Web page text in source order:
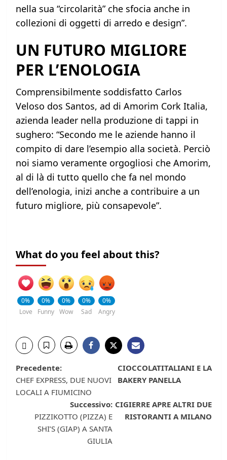
nella sua “circolarità” che sfocia anche in
collezioni di oggetti di arredo e design”.
UN FUTURO MIGLIORE
PER L’ENOLOGIA
Comprensibilmente soddisfatto Carlos
Veloso dos Santos, ad di Amorim Cork Italia,
azienda leader nella produzione di tappi in
sughero: “Secondo me le aziende hanno il
compito di dare l’esempio alla società. Perciò
noi siamo veramente orgogliosi che Amorim,
al di là di tutto quello che fa nel mondo
dell’enologia, inizi anche a contribuire a un
futuro migliore, più consapevole”.
What do you feel about this?
0%
Love
0%
Funny
0%
Wow
0%
Sad
0%
Angry
Navigazione
articolo
Precedente:
CHEF EXPRESS, DUE NUOVI
LOCALI A FIUMICINO
CIOCCOLATITALIANI E LA
BAKERY PANELLA
Successivo:
PIZZIKOTTO (PIZZA) E
SHI’S (GIAP) A SANTA
GIULIA
CIGIERRE APRE ALTRI DUE
RISTORANTI A MILANO